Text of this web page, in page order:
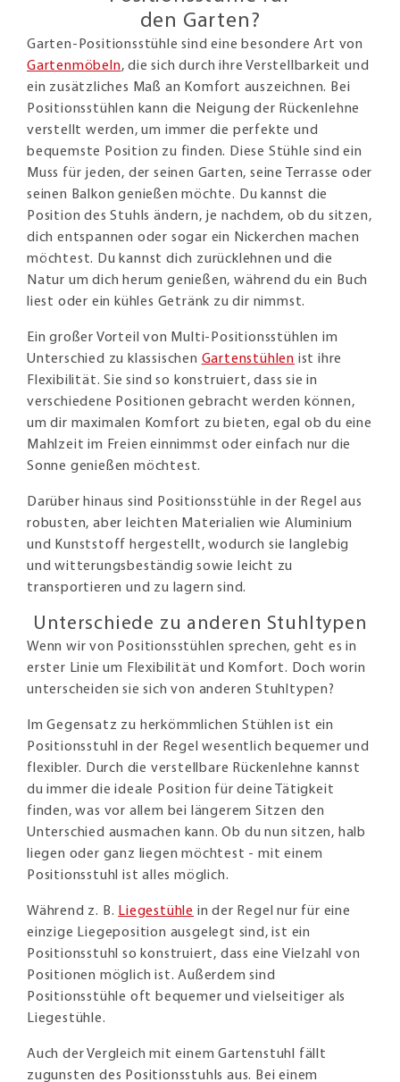
den Garten?
Garten-Positionsstühle sind eine besondere Art von
Gartenmöbeln, die sich durch ihre Verstellbarkeit und
ein zusätzliches Maß an Komfort auszeichnen. Bei
Positionsstühlen kann die Neigung der Rückenlehne
verstellt werden, um immer die perfekte und
bequemste Position zu finden. Diese Stühle sind ein
Muss für jeden, der seinen Garten, seine Terrasse oder
seinen Balkon genießen möchte. Du kannst die
Position des Stuhls ändern, je nachdem, ob du sitzen,
dich entspannen oder sogar ein Nickerchen machen
möchtest. Du kannst dich zurücklehnen und die
Natur um dich herum genießen, während du ein Buch
liest oder ein kühles Getränk zu dir nimmst.
Ein großer Vorteil von Multi-Positionsstühlen im
Unterschied zu klassischen Gartenstühlen ist ihre
Flexibilität. Sie sind so konstruiert, dass sie in
verschiedene Positionen gebracht werden können,
um dir maximalen Komfort zu bieten, egal ob du eine
Mahlzeit im Freien einnimmst oder einfach nur die
Sonne genießen möchtest.
Darüber hinaus sind Positionsstühle in der Regel aus
robusten, aber leichten Materialien wie Aluminium
und Kunststoff hergestellt, wodurch sie langlebig
und witterungsbeständig sowie leicht zu
transportieren und zu lagern sind.
Unterschiede zu anderen Stuhltypen
Wenn wir von Positionsstühlen sprechen, geht es in
erster Linie um Flexibilität und Komfort. Doch worin
unterscheiden sie sich von anderen Stuhltypen?
Im Gegensatz zu herkömmlichen Stühlen ist ein
Positionsstuhl in der Regel wesentlich bequemer und
flexibler. Durch die verstellbare Rückenlehne kannst
du immer die ideale Position für deine Tätigkeit
finden, was vor allem bei längerem Sitzen den
Unterschied ausmachen kann. Ob du nun sitzen, halb
liegen oder ganz liegen möchtest - mit einem
Positionsstuhl ist alles möglich.
Während z. B. Liegestühle in der Regel nur für eine
einzige Liegeposition ausgelegt sind, ist ein
Positionsstuhl so konstruiert, dass eine Vielzahl von
Positionen möglich ist. Außerdem sind
Positionsstühle oft bequemer und vielseitiger als
Liegestühle.
Auch der Vergleich mit einem Gartenstuhl fällt
zugunsten des Positionsstuhls aus. Bei einem